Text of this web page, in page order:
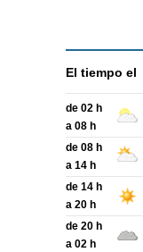
El tiempo el
de 02 h
a 08 h
de 08 h
a 14 h
de 14 h
a 20 h
de 20 h
a 02 h